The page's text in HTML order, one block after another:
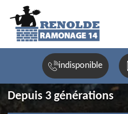
indisponible
Depuis 3 générations